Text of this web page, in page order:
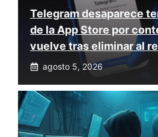
Telegram desaparece
de la App Store por
vuelve tras eliminar al
agosto 5, 2026